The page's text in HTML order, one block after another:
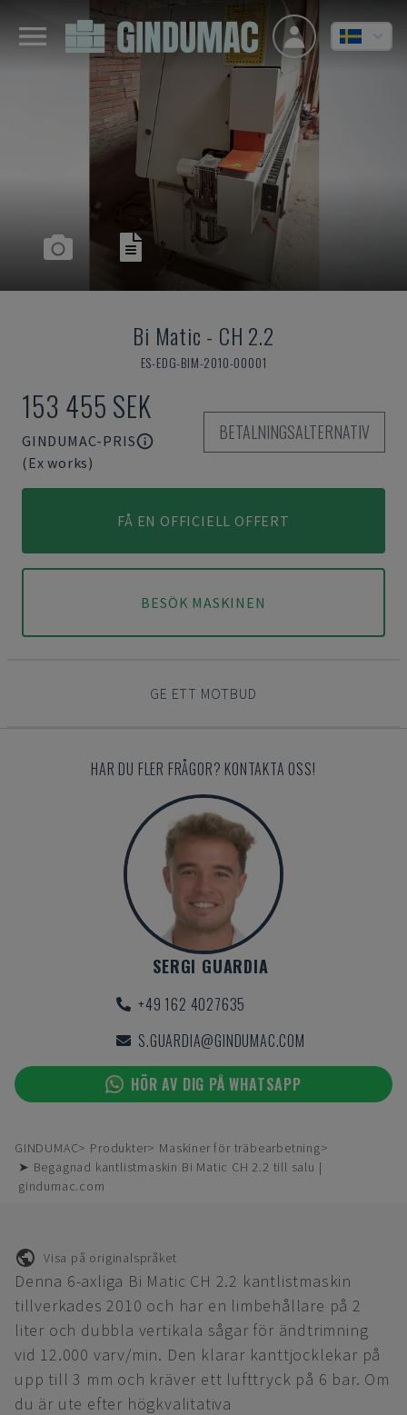
Bi Matic - CH 2.2
ES-EDG-BIM-2010-00001
153 455 SEK
GINDUMAC-PRIS
(Ex works)
BETALNINGSALTERNATIV
FÅ EN OFFICIELL OFFERT
BESÖK MASKINEN
GE ETT MOTBUD
HAR DU FLER FRÅGOR? KONTAKTA OSS!
SERGI GUARDIA
+49 162 4027635
S.GUARDIA@GINDUMAC.COM
HÖR AV DIG PÅ WHATSAPP
GINDUMAC Produkter
Maskiner för träbearbetning
➤ Begagnad kantlistmaskin Bi Matic CH 2.2 till salu |
gindumac.com
Visa på originalspråket
Denna 6-axliga Bi Matic CH 2.2 kantlistmaskin
tillverkades 2010 och har en limbehållare på 2
liter och dubbla vertikala sågar för ändtrimning
vid 12.000 varv/min. Den klarar kanttjocklekar på
upp till 3 mm och kräver ett lufttryck på 6 bar. Om
du är ute efter högkvalitativa